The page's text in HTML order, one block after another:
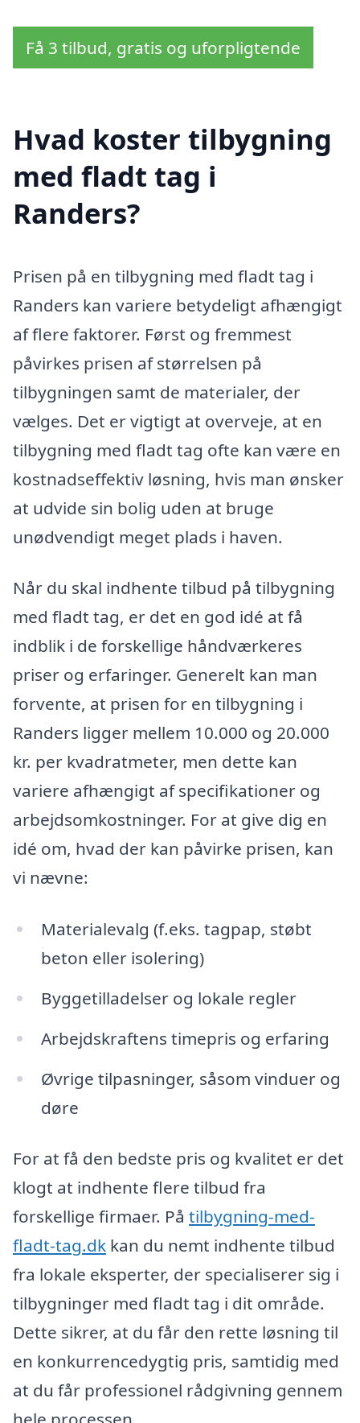
Få 3 tilbud, gratis og uforpligtende
Hvad koster tilbygning
med fladt tag i
Randers?
Prisen på en tilbygning med fladt tag i
Randers kan variere betydeligt afhængigt
af flere faktorer. Først og fremmest
påvirkes prisen af størrelsen på
tilbygningen samt de materialer, der
vælges. Det er vigtigt at overveje, at en
tilbygning med fladt tag ofte kan være en
kostnadseffektiv løsning, hvis man ønsker
at udvide sin bolig uden at bruge
unødvendigt meget plads i haven.
Når du skal indhente tilbud på tilbygning
med fladt tag, er det en god idé at få
indblik i de forskellige håndværkeres
priser og erfaringer. Generelt kan man
forvente, at prisen for en tilbygning i
Randers ligger mellem 10.000 og 20.000
kr. per kvadratmeter, men dette kan
variere afhængigt af specifikationer og
arbejdsomkostninger. For at give dig en
idé om, hvad der kan påvirke prisen, kan
vi nævne:
Materialevalg (f.eks. tagpap, støbt
beton eller isolering)
Byggetilladelser og lokale regler
Arbejdskraftens timepris og erfaring
Øvrige tilpasninger, såsom vinduer og
døre
For at få den bedste pris og kvalitet er det
klogt at indhente flere tilbud fra
forskellige firmaer. På tilbygning-med-
fladt-tag.dk kan du nemt indhente tilbud
fra lokale eksperter, der specialiserer sig i
tilbygninger med fladt tag i dit område.
Dette sikrer, at du får den rette løsning til
en konkurrencedygtig pris, samtidig med
at du får professionel rådgivning gennem